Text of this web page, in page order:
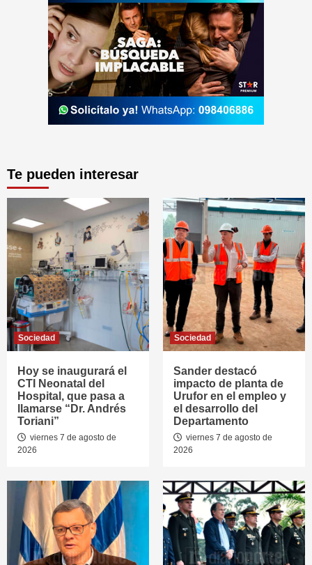
Te pueden interesar
Sociedad
Hoy se inaugurará el
CTI Neonatal del
Hospital, que pasa a
llamarse “Dr. Andrés
Toriani”
viernes 7 de agosto de
2026
Sociedad
Sander destacó
impacto de planta de
Urufor en el empleo y
el desarrollo del
Departamento
viernes 7 de agosto de
2026